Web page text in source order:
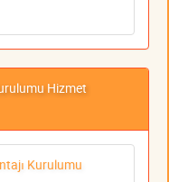
Hizmet
Kurulumu